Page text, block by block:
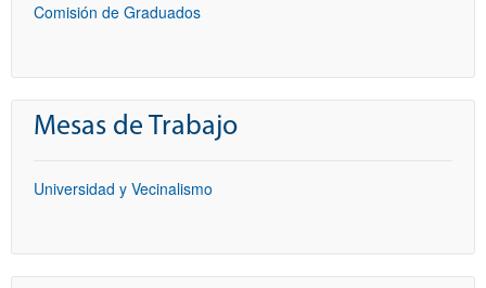
Comisión de Graduados
Mesas de Trabajo
Universidad y Vecinalismo